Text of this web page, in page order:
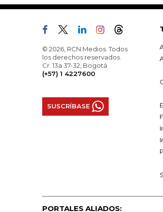
© 2026, RCN Medios. Todos
los derechos reservados.
Cr. 13a 37-32, Bogotá
(+57) 1 4227600
SUSCRÍBASE
PORTALES ALIADOS: